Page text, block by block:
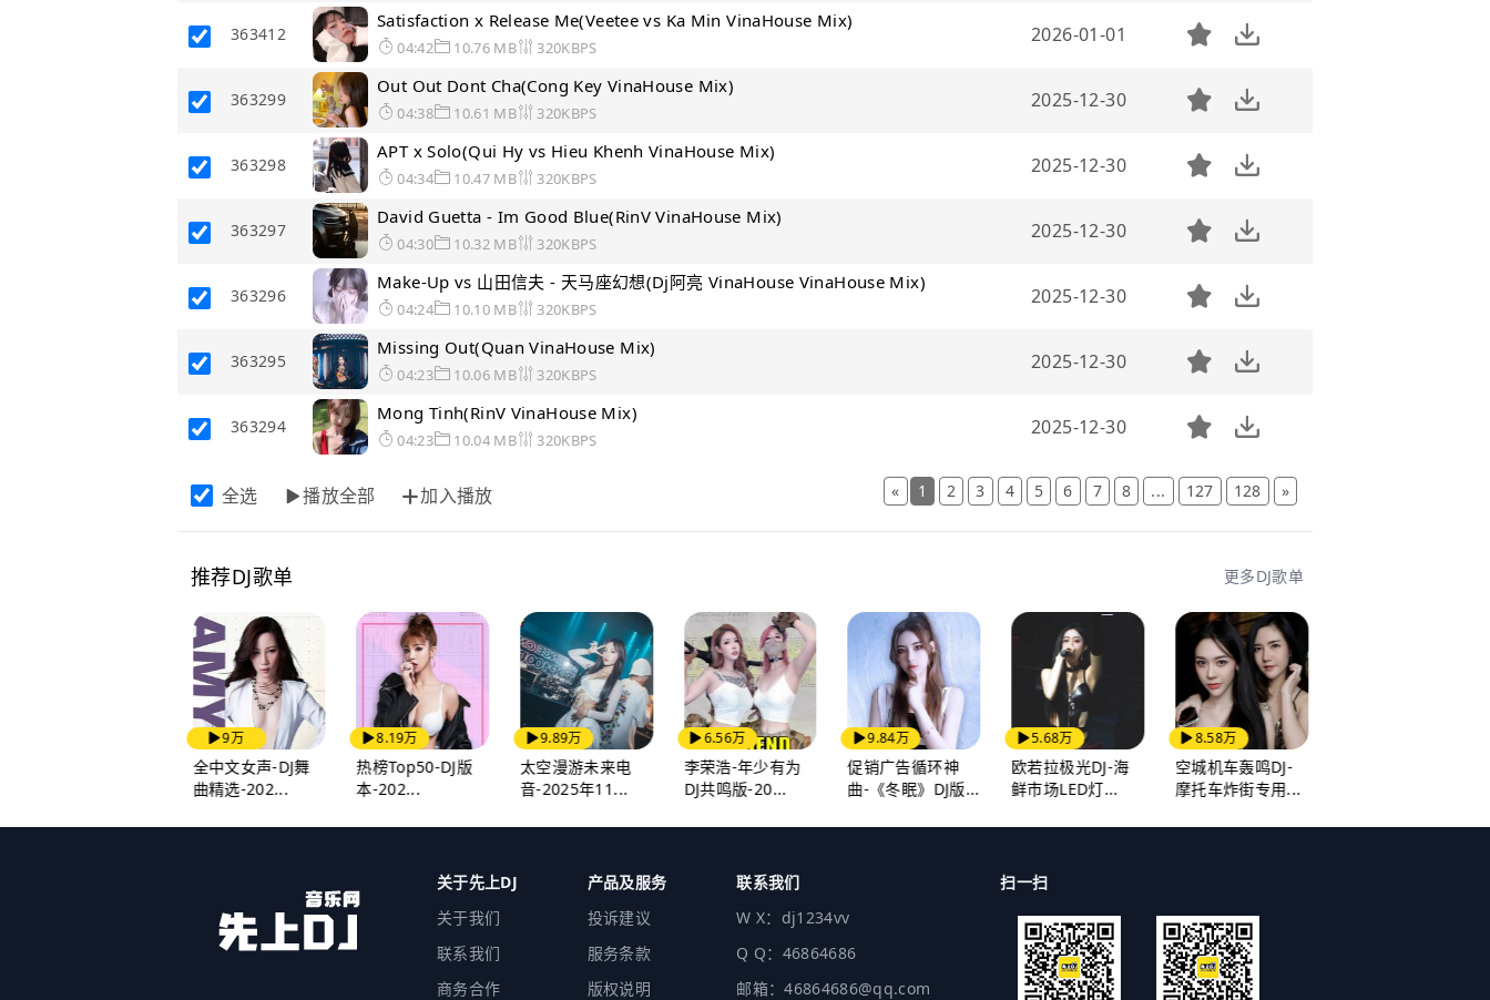
363412
Satisfaction x Release Me(Veetee vs Ka Min VinaHouse Mix)
04:42 10.76 MB 320KBPS
2026-01-01
363299
Out Out Dont Cha(Cong Key VinaHouse Mix)
04:38 10.61 MB 320KBPS
2025-12-30
363298
APT x Solo(Qui Hy vs Hieu Khenh VinaHouse Mix)
04:34 10.47 MB 320KBPS
2025-12-30
363297
David Guetta - Im Good Blue(RinV VinaHouse Mix)
04:30 10.32 MB 320KBPS
2025-12-30
363296
Make-Up vs 山田信夫 - 天马座幻想(Dj阿亮 VinaHouse VinaHouse Mix)
04:24 10.10 MB 320KBPS
2025-12-30
363295
Missing Out(Quan VinaHouse Mix)
04:23 10.06 MB 320KBPS
2025-12-30
363294
Mong Tinh(RinV VinaHouse Mix)
04:23 10.04 MB 320KBPS
2025-12-30
全选 播放全部 加入播放 « 1 2 3 4 5 6 7 8 ... 127 128 »
推荐DJ歌单 更多DJ歌单
9万
全中文女声-DJ舞
曲精选-202...
8.19万
热榜Top50-DJ版
本-202...
9.89万
太空漫游未来电
音-2025年11...
6.56万
李荣浩-年少有为
DJ共鸣版-20...
9.84万
促销广告循环神
曲-《冬眠》DJ版...
5.68万
欧若拉极光DJ-海
鲜市场LED灯...
8.58万
空城机车轰鸣DJ-
摩托车炸街专用...
关于先上DJ
关于我们
联系我们
商务合作
产品及服务
投诉建议
服务条款
版权说明
联系我们
W X：dj1234vv
Q Q：46864686
邮箱：46864686@qq.com
扫一扫